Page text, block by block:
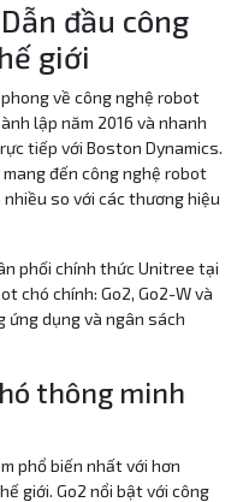
đầu công
giới
về công nghệ robot
lập năm 2016 và nhanh
tiếp với Boston Dynamics.
đến công nghệ robot
so với các thương hiệu
phối chính thức Unitree tại
chó chính: Go2, Go2-W và
ứng dụng và ngân sách
thông minh
phổ biến nhất với hơn
giới. Go2 nổi bật với công